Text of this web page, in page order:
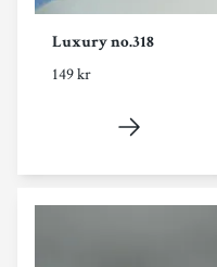
Luxury no.318
149 kr